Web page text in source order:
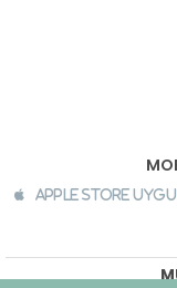
Apple Store